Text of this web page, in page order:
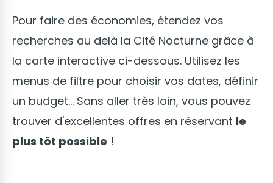
Pour faire des économies, étendez vos
recherches au delà la Cité Nocturne grâce à
la carte interactive ci-dessous. Utilisez les
menus de filtre pour choisir vos dates, définir
un budget... Sans aller très loin, vous pouvez
trouver d'excellentes offres en réservant le
plus tôt possible !